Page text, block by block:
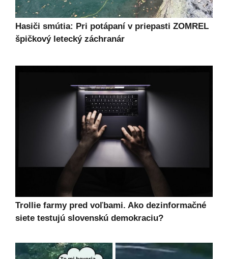
Hasiči smútia: Pri potápaní v priepasti ZOMREL
špičkový letecký záchranár
Trollie farmy pred voľbami. Ako dezinformačné
siete testujú slovenskú demokraciu?